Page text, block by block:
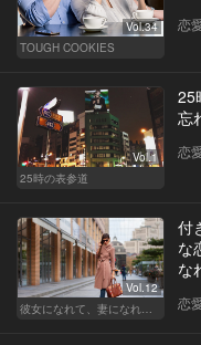
Vol.34
TOUGH COOKIES
恋
Vol.1
25時の表参道
25
忘
恋
Vol.12
彼女になれて、妻になれない
付
な
な
恋